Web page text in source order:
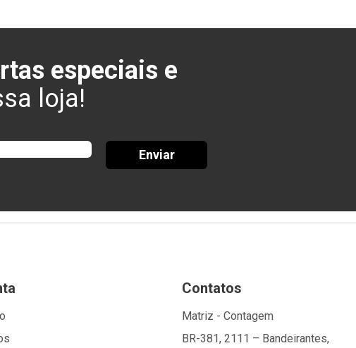
especiais e
loja!
Enviar
Contatos
Matriz - Contagem
BR-381, 2111 – Bandeirantes,